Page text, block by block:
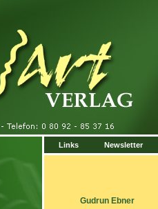
Links Newsletter
Gudrun Ebner